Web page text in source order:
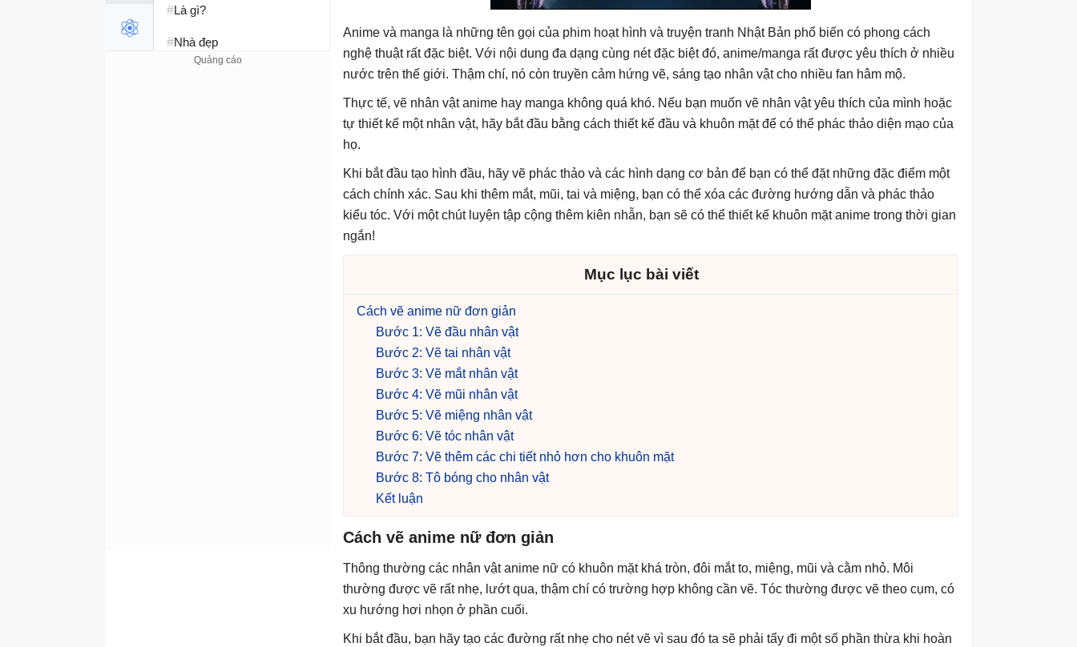
Anime và manga là những tên gọi của phim hoạt hình và truyện tranh Nhật Bản phổ biến có phong cách
nghệ thuật rất đặc biệt. Với nội dung đa dạng cùng nét đặc biệt đó, anime/manga rất được yêu thích ở nhiều
nước trên thế giới. Thậm chí, nó còn truyền cảm hứng vẽ, sáng tạo nhân vật cho nhiều fan hâm mộ.
Thực tế, vẽ nhân vật anime hay manga không quá khó. Nếu bạn muốn vẽ nhân vật yêu thích của mình hoặc
tự thiết kế một nhân vật, hãy bắt đầu bằng cách thiết kế đầu và khuôn mặt để có thể phác thảo diện mạo của
họ.
Khi bắt đầu tạo hình đầu, hãy vẽ phác thảo và các hình dạng cơ bản để bạn có thể đặt những đặc điểm một
cách chính xác. Sau khi thêm mắt, mũi, tai và miệng, bạn có thể xóa các đường hướng dẫn và phác thảo
kiểu tóc. Với một chút luyện tập cộng thêm kiên nhẫn, bạn sẽ có thể thiết kế khuôn mặt anime trong thời gian
ngắn!
Mục lục bài viết
Cách vẽ anime nữ đơn giản
Bước 1: Vẽ đầu nhân vật
Bước 2: Vẽ tai nhân vật
Bước 3: Vẽ mắt nhân vật
Bước 4: Vẽ mũi nhân vật
Bước 5: Vẽ miệng nhân vật
Bước 6: Vẽ tóc nhân vật
Bước 7: Vẽ thêm các chi tiết nhỏ hơn cho khuôn mặt
Bước 8: Tô bóng cho nhân vật
Kết luận
Cách vẽ anime nữ đơn giản
Thông thường các nhân vật anime nữ có khuôn mặt khá tròn, đôi mắt to, miệng, mũi và cằm nhỏ. Môi
thường được vẽ rất nhẹ, lướt qua, thậm chí có trường hợp không cần vẽ. Tóc thường được vẽ theo cụm, có
xu hướng hơi nhọn ở phần cuối.
Khi bắt đầu, bạn hãy tạo các đường rất nhẹ cho nét vẽ vì sau đó ta sẽ phải tẩy đi một số phần thừa khi hoàn
#Là gì?
#Nhà đẹp